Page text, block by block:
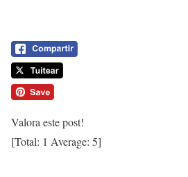
Valora este post!
[Total: 1 Average: 5]